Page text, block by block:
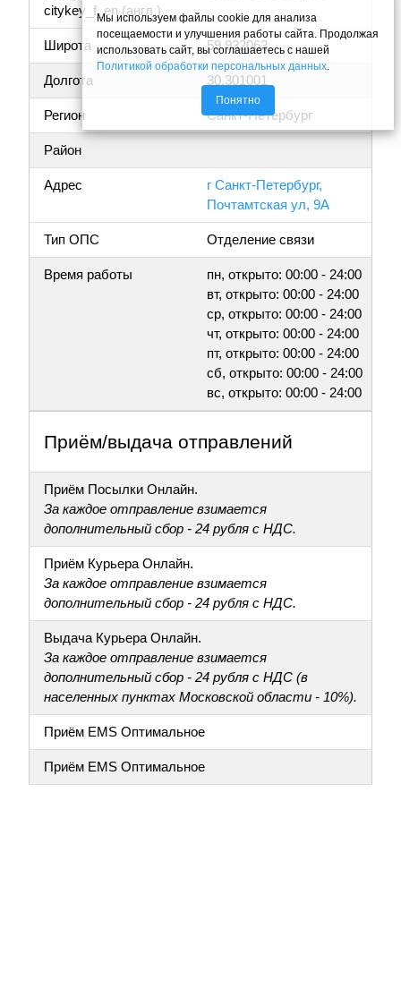
citykey_f_en (англ.)
Широта 59.932063
Долгота 30.301001
Регион Санкт-Петербург
Район
Адрес
г Санкт-Петербург,
Почтамтская ул, 9А
Тип ОПС Отделение связи
Время работы
пн, открыто: 00:00 - 24:00
вт, открыто: 00:00 - 24:00
ср, открыто: 00:00 - 24:00
чт, открыто: 00:00 - 24:00
пт, открыто: 00:00 - 24:00
сб, открыто: 00:00 - 24:00
вс, открыто: 00:00 - 24:00
Приём/выдача отправлений
Приём Посылки Онлайн.
За каждое отправление взимается
дополнительный сбор - 24 рубля с НДС.
Приём Курьера Онлайн.
За каждое отправление взимается
дополнительный сбор - 24 рубля с НДС.
Выдача Курьера Онлайн.
За каждое отправление взимается
дополнительный сбор - 24 рубля с НДС (в
населенных пунктах Московской области - 10%).
Приём EMS Оптимальное
Приём EMS Оптимальное
Мы используем файлы cookie для анализа
посещаемости и улучшения работы сайта. Продолжая
использовать сайт, вы соглашаетесь с нашей
Политикой обработки персональных данных.
Понятно